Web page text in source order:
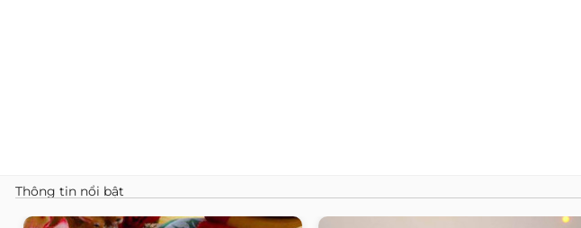
Thông tin nổi bật